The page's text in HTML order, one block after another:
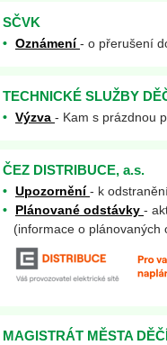
SČVK
• Oznámení - o přerušení
TECHNICKÉ SLUŽBY
• Výzva - Kam s prázdnou
ČEZ DISTRIBUCE, a.s.
• Upozornění - k
•
Plánované odstávky -
(informace o plánovaných
MAGISTRÁT MĚSTA